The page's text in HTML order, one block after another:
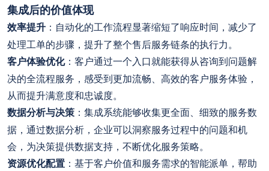
集成后的价值体现
效率提升 ：自动化的工作流程显著缩短了响应时间，减少了
处理工单的步骤，提升了整个售后服务链条的执行力。
客户体验优化：客户通过一个入口就能获得从咨询到问题解
决的全流程服务，感受到更加流畅、高效的客户服务体验，
从而提升满意度和忠诚度。
数据分析与决策 ：集成系统能够收集更全面、细致的服务数
据，通过数据分析，企业可以洞察服务过程中的问题和机
会，为决策提供数据支持，不断优化服务策略。
资源优化配置 ：基于客户价值和服务需求的智能派单，帮助